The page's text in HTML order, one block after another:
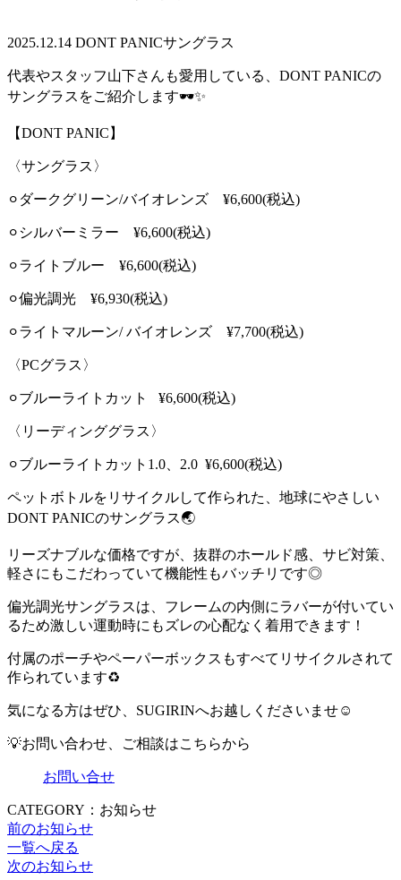
2025.12.14 DONT PANICサングラス
代表やスタッフ山下さんも愛用している、DONT PANICの
サングラスをご紹介します🕶️✨
【DONT PANIC】
〈サングラス〉
⚪︎ダークグリーン/バイオレンズ ¥6,600(税込)
⚪︎シルバーミラー ¥6,600(税込)
⚪︎ライトブルー ¥6,600(税込)
⚪︎偏光調光 ¥6,930(税込)
⚪︎ライトマルーン/ バイオレンズ ¥7,700(税込)
〈PCグラス〉
⚪︎ブルーライトカット ¥6,600(税込)
〈リーディンググラス〉
⚪︎ブルーライトカット1.0、2.0 ¥6,600(税込)
ペットボトルをリサイクルして作られた、地球にやさしい
DONT PANICのサングラス🌏
リーズナブルな価格ですが、抜群のホールド感、サビ対策、
軽さにもこだわっていて機能性もバッチリです◎
偏光調光サングラスは、フレームの内側にラバーが付いてい
るため激しい運動時にもズレの心配なく着用できます！
付属のポーチやペーパーボックスもすべてリサイクルされて
作られています♻️
気になる方はぜひ、SUGIRINへお越しくださいませ☺︎
💡お問い合わせ、ご相談はこちらから
お問い合せ
CATEGORY：お知らせ
前のお知らせ
一覧へ戻る
次のお知らせ